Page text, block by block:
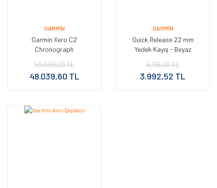
GARMIN
Garmin Xero C2
Chronograph
50.568,00 TL
48.039,60 TL
GARMIN
Quick Release 22 mm
Yedek Kayış - Beyaz
4.116,00 TL
3.992,52 TL